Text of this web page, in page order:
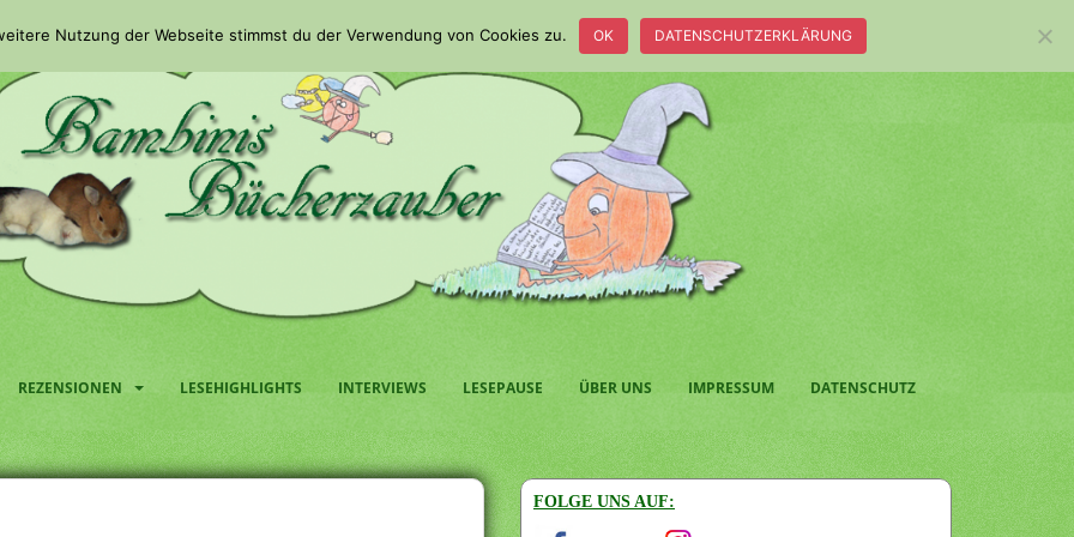
REZENSIONEN LESEHIGHLIGHTS INTERVIEWS LESEPAUSE ÜBER UNS IMPRESSUM DATENSCHUTZ
FOLGE UNS AUF:
Nutzung der Webseite stimmst du der Verwendung von Cookies zu. OK DATENSCHUTZERKLÄRUNG